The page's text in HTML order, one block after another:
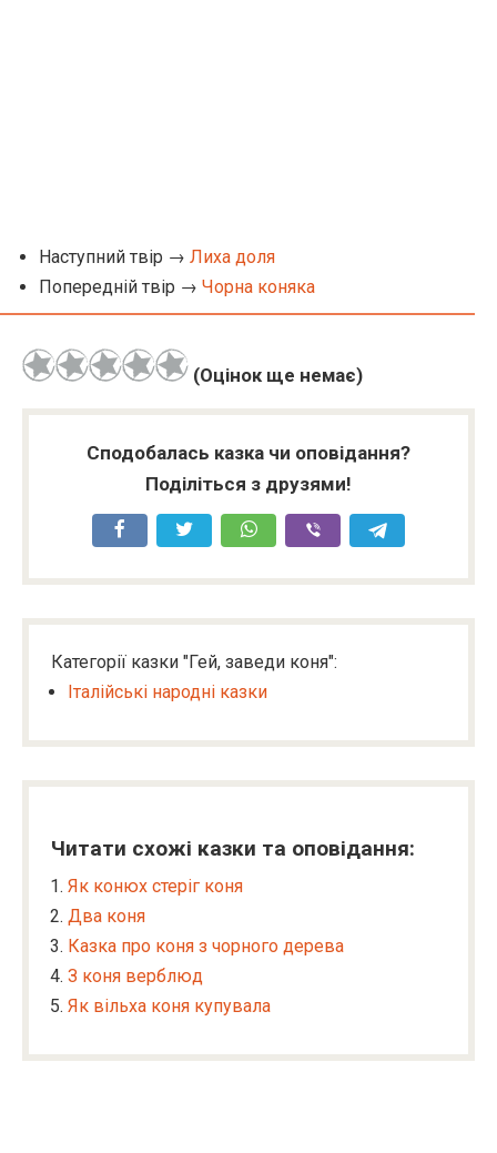
Наступний твір → Лиха доля
Попередній твір → Чорна коняка
(Оцінок ще немає)
Сподобалась казка чи оповідання?
Поділіться з друзями!
Категорії казки "Гей, заведи коня":
Італійські народні казки
Читати схожі казки та оповідання:
Як конюх стеріг коня
Два коня
Казка про коня з чорного дерева
З коня верблюд
Як вільха коня купувала